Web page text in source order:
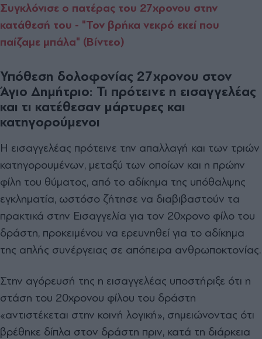
Συγκλόνισε ο πατέρας του 27χρονου στην
κατάθεσή του - "Τον βρήκα νεκρό εκεί που
παίζαμε μπάλα" (Βίντεο)
Υπόθεση δολοφονίας 27χρονου στον
Άγιο Δημήτριο: Τι πρότεινε η εισαγγελέας
και τι κατέθεσαν μάρτυρες και
κατηγορούμενοι
Η εισαγγελέας πρότεινε την απαλλαγή και των τριών
κατηγορουμένων, μεταξύ των οποίων και η πρώην
φίλη του θύματος, από το αδίκημα της υπόθαλψης
εγκληματία, ωστόσο ζήτησε να διαβιβαστούν τα
πρακτικά στην Εισαγγελία για τον 20χρονο φίλο του
δράστη, προκειμένου να ερευνηθεί για το αδίκημα
της απλής συνέργειας σε απόπειρα ανθρωποκτονίας.
Στην αγόρευσή της η εισαγγελέας υποστήριξε ότι η
στάση του 20χρονου φίλου του δράστη
«αντιστέκεται στην κοινή λογική», σημειώνοντας ότι
βρέθηκε δίπλα στον δράστη πριν, κατά τη διάρκεια